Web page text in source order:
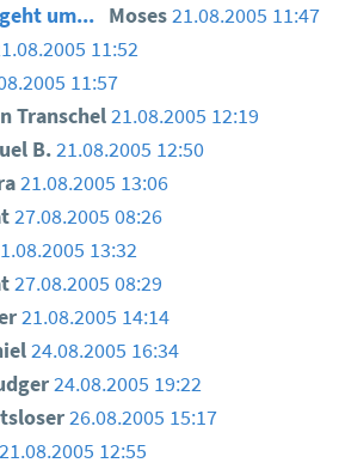
um... Moses21.08.2005 11:47
11:52
11:57
Transchel21.08.2005 12:19
B.21.08.2005 12:50
21.08.2005 13:06
27.08.2005 08:26
13:32
27.08.2005 08:29
21.08.2005 14:14
24.08.2005 16:34
24.08.2005 19:22
26.08.2005 15:17
21.08.2005 12:55